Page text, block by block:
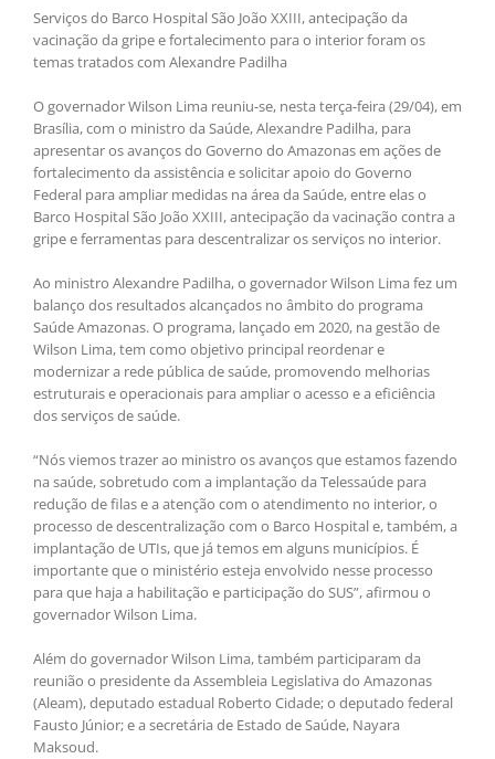
Serviços do Barco Hospital São João XXIII, antecipação da
vacinação da gripe e fortalecimento para o interior foram os
temas tratados com Alexandre Padilha
O governador Wilson Lima reuniu-se, nesta terça-feira (29/04), em
Brasília, com o ministro da Saúde, Alexandre Padilha, para
apresentar os avanços do Governo do Amazonas em ações de
fortalecimento da assistência e solicitar apoio do Governo
Federal para ampliar medidas na área da Saúde, entre elas o
Barco Hospital São João XXIII, antecipação da vacinação contra a
gripe e ferramentas para descentralizar os serviços no interior.
Ao ministro Alexandre Padilha, o governador Wilson Lima fez um
balanço dos resultados alcançados no âmbito do programa
Saúde Amazonas. O programa, lançado em 2020, na gestão de
Wilson Lima, tem como objetivo principal reordenar e
modernizar a rede pública de saúde, promovendo melhorias
estruturais e operacionais para ampliar o acesso e a eficiência
dos serviços de saúde.
“Nós viemos trazer ao ministro os avanços que estamos fazendo
na saúde, sobretudo com a implantação da Telessaúde para
redução de filas e a atenção com o atendimento no interior, o
processo de descentralização com o Barco Hospital e, também, a
implantação de UTIs, que já temos em alguns municípios. É
importante que o ministério esteja envolvido nesse processo
para que haja a habilitação e participação do SUS”, afirmou o
governador Wilson Lima.
Além do governador Wilson Lima, também participaram da
reunião o presidente da Assembleia Legislativa do Amazonas
(Aleam), deputado estadual Roberto Cidade; o deputado federal
Fausto Júnior; e a secretária de Estado de Saúde, Nayara
Maksoud.